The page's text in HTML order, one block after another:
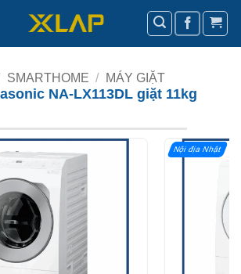
SMARTHOME / MÁY GIẶT
NA-LX113DL giặt 11kg
Nội địa Nhật